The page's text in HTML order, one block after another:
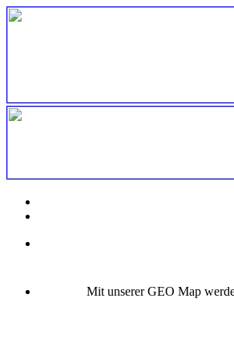
Mit unserer GEO Map